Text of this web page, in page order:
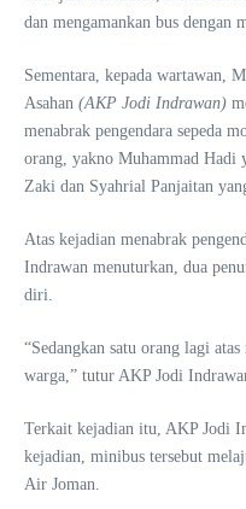
dan mengamankan bus dengan
Sementara, kepada wartawan,
Asahan (AKP Jodi Indrawan)
menabrak pengendara sepeda
orang, yakno Muhammad Hadi
Zaki dan Syahrial Panjaitan
Atas kejadian menabrak
Indrawan menuturkan, dua
diri.
“Sedangkan satu orang lagi
warga,” tutur AKP Jodi
Terkait kejadian itu, AKP Jodi
kejadian, minibus tersebut
Air Joman.